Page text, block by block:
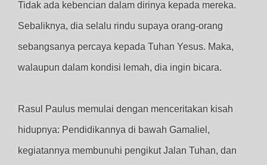
Tidak ada kebencian dalam dirinya kepada mereka.
Sebaliknya, dia selalu rindu supaya orang-orang
sebangsanya percaya kepada Tuhan Yesus. Maka,
walaupun dalam kondisi lemah, dia ingin bicara.
Rasul Paulus memulai dengan menceritakan kisah
hidupnya: Pendidikannya di bawah Gamaliel,
kegiatannya membunuhi pengikut Jalan Tuhan, dan